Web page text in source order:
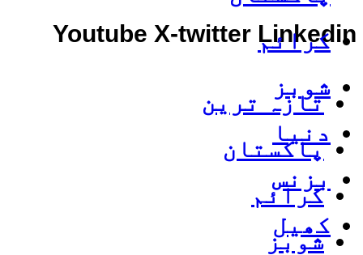
Youtube X-twitter Linkedin
تازہ ترین
پاکستان
کرائم
شوبز
کرائم
شوبز
دنیا
بزنس
کھیل